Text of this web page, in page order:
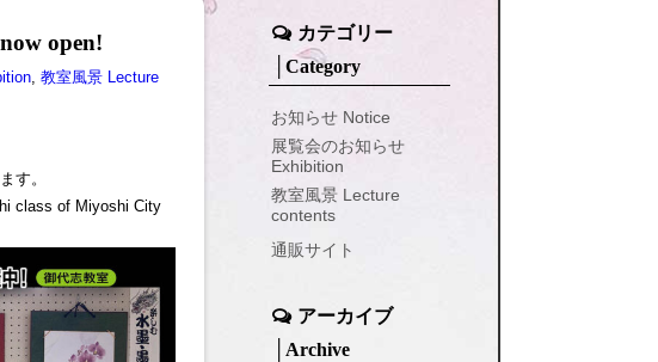
open!
,教室風景 Lecture
す。
class of Miyoshi City
カテゴリー
│Category
お知らせ Notice
展覧会のお知らせ
Exhibition
教室風景 Lecture
contents
通販サイト
アーカイブ
│Archive